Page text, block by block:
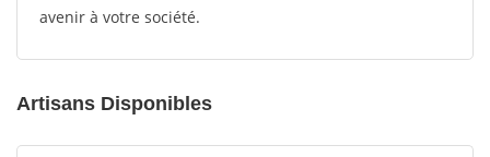
avenir à votre société.
Artisans Disponibles